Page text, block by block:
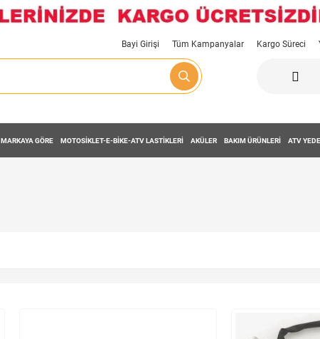
Bayi Girişi Tüm Kampanyalar Kargo Süreci
MARKAYA GÖRE MOTOSİKLET-E-BİKE-ATV LASTİKLERİ AKÜLER BAKIM ÜRÜNLERİ ATV